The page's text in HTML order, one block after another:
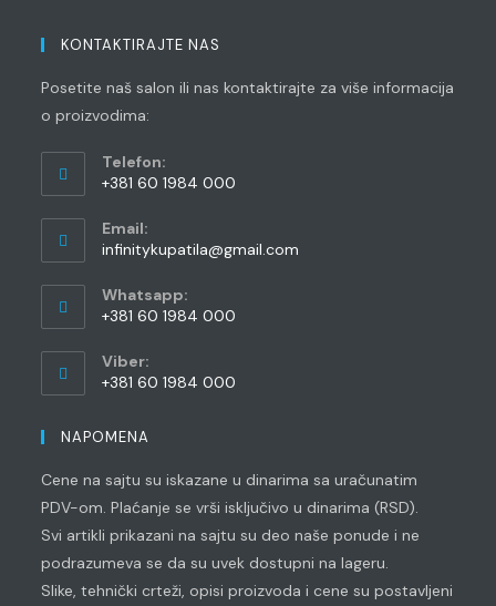
KONTAKTIRAJTE NAS
Posetite naš salon ili nas kontaktirajte za više informacija
o proizvodima:
Telefon:
+381 60 1984 000
in
your
application
Email:
infinitykupatila@gmail.com
Whatsapp:
+381 60 1984 000
in
your
Viber:
+381 60 1984 000
in
application
NAPOMENA
Cene na sajtu su iskazane u dinarima sa uračunatim
PDV-om. Plaćanje se vrši isključivo u dinarima (RSD).
Svi artikli prikazani na sajtu su deo naše ponude i ne
podrazumeva se da su uvek dostupni na lageru.
Slike, tehnički crteži, opisi proizvoda i cene su postavljeni